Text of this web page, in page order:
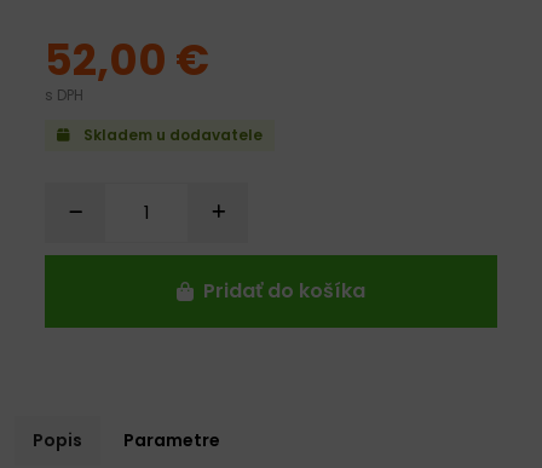
Skladem u dodavatele
52,00 €
s DPH
Pridať do košíka
Popis Parametre